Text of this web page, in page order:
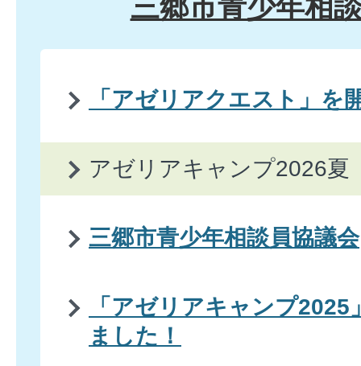
三郷市青少年相
「アゼリアクエスト」を
アゼリアキャンプ2026夏
三郷市青少年相談員協議会
「アゼリアキャンプ
ました！